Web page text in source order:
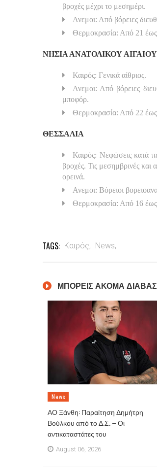
βροχές μέχρι το μεσημέρι.
Ανεμοι: Από βόρειες
Θερμοκρασία: Από 21 έως
ΝΗΣΙΑ ΑΝΑΤΟΛΙΚΟΥ
Καιρός: Γενικά αίθριος.
Ανεμοι: Από βόρειες
μποφόρ.
Θερμοκρασία: Από 22
ΘΕΣΣΑΛΙΑ
Καιρός: Νεφώσεις κατά
βροχές. Τις μεσημβρινές και
ορεινά.
Ανεμοι: Βόρειοι
Θερμοκρασία: Από 16
TAGS: Καιρός, News,
ΜΠΟΡΕΙΣ ΑΚΟΜΑ
News
ΑΟ Ξάνθη: Παραίτηση Δημήτρη
Βούλκου από το Δ.Σ. – Οι
αντικαταστάτες του
August 06, 2026